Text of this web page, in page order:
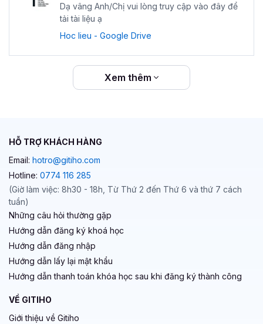
Dạ vâng Anh/Chị vui lòng truy cập vào đây để
tải tài liệu ạ
Hoc lieu - Google Drive
Xem thêm
HỖ TRỢ KHÁCH HÀNG
Email: hotro@gitiho.com
Hotline: 0774 116 285
(Giờ làm việc: 8h30 - 18h, Từ Thứ 2 đến Thứ 6 và thứ 7 cách
tuần)
Những câu hỏi thường gặp
Hướng dẫn đăng ký khoá học
Hướng dẫn đăng nhập
Hướng dẫn lấy lại mật khẩu
Hướng dẫn thanh toán khóa học sau khi đăng ký thành công
VỀ GITIHO
Giới thiệu về Gitiho